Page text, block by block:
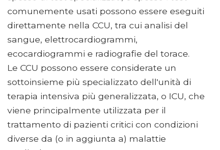
comunemente usati possono essere eseguiti
direttamente nella CCU, tra cui analisi del
sangue, elettrocardiogrammi,
ecocardiogrammi e radiografie del torace.
Le CCU possono essere considerate un
sottoinsieme più specializzato dell'unità di
terapia intensiva più generalizzata, o ICU, che
viene principalmente utilizzata per il
trattamento di pazienti critici con condizioni
diverse da (o in aggiunta a) malattie